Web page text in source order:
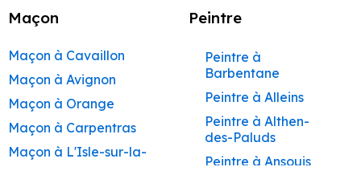
Maçon
Maçon à Cavaillon
Maçon à Avignon
Maçon à Orange
Maçon à Carpentras
Maçon à L'Isle-sur-la-
Peintre
Peintre à
Barbentane
Peintre à Alleins
Peintre à Althen-
des-Paluds
Peintre à Ansouis